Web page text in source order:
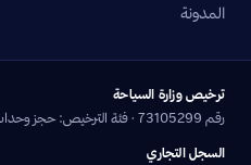
المدونة
ترخيص وزارة السياحة
رقم 73105299 · فئة الترخيص: حجز وحدات الضيافة وتنظيم الرحلات السياحية
السجل التجاري